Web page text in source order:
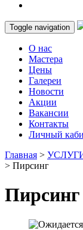
Toggle navigation
О нас
Мастера
Цены
Галереи
Новости
Акции
Вакансии
Контакты
Личный
Главная >
> Пирсинг
Пирсинг